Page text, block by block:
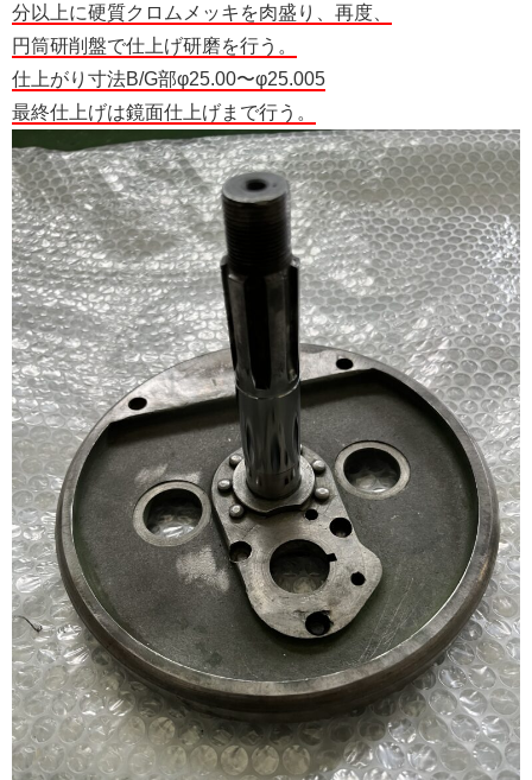
分以上に硬質クロムメッキを肉盛り、再度、
円筒研削盤で仕上げ研磨を行う。
仕上がり寸法B/G部φ25.00〜φ25.005
最終仕上げは鏡面仕上げまで行う。